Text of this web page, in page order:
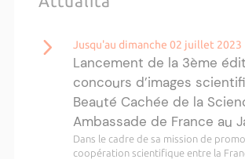
Jusqu'au dimanche 02 juillet 2023
Lancement de la 3ème
concours d’images
Beauté Cachée de la
Ambassade de France au
Dans le cadre de sa mission de
coopération scientifique entre la